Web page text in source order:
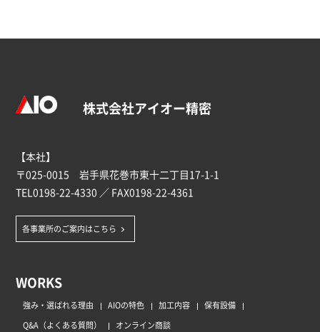
株式会社アイオー精密
【本社】
〒025-0015 岩手県花巻市東十二丁目17-1-1
TEL0198-22-4330 ／ FAX0198-22-4361
各事業所のご案内はこちら
WORKS
強み・選ばれる理由 AIOの特色 加工内容
保有設備
Q&A（よくある質問）
オンライン商談